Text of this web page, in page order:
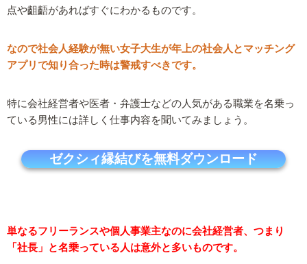
点や齟齬があればすぐにわかるものです。
なので社会人経験が無い女子大生が年上の社会人とマッチング
アプリで知り合った時は警戒すべきです。
特に会社経営者や医者・弁護士などの人気がある職業を名乗っ
ている男性には詳しく仕事内容を聞いてみましょう。
ゼクシィ縁結びを無料ダウンロード
単なるフリーランスや個人事業主なのに会社経営者、つまり
「社長」と名乗っている人は意外と多いものです。